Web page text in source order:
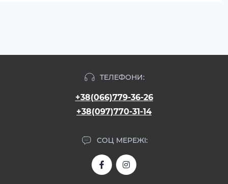
ТЕЛЕФОНИ:
+38(066)779-36-26
+38(097)770-31-14
СОЦ МЕРЕЖІ: